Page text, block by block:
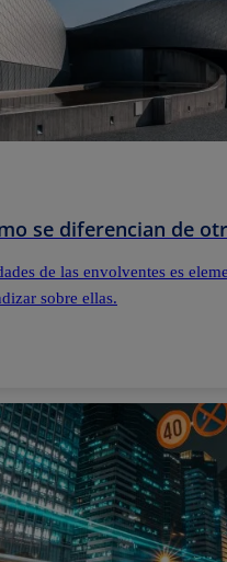
se diferencian de
de las envolventes es
sobre ellas.